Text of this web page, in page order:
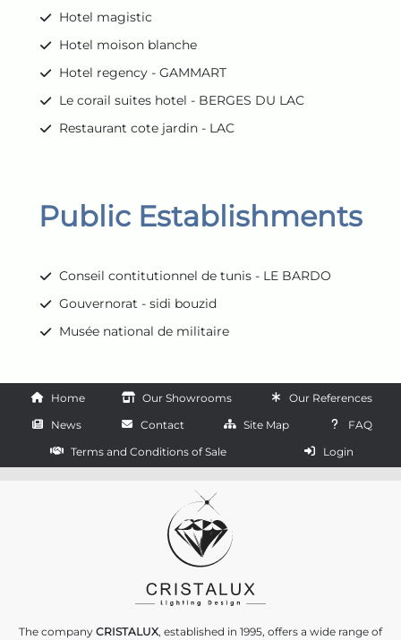
Hotel magistic
Hotel moison blanche
Hotel regency - GAMMART
Le corail suites hotel - BERGES DU LAC
Restaurant cote jardin - LAC
Public Establishments
Conseil contitutionnel de tunis - LE BARDO
Gouvernorat - sidi bouzid
Musée national de militaire
Home Our Showrooms
Our References
News
Contact Site Map
FAQ
Terms and Conditions of Sale
Login
The company CRISTALUX, established in 1995, offers a wide range of